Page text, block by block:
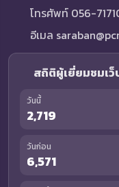
โทรศัพท์ 056-
อีเมล
สถิติผู้เยี่ยมชมเว็
วันนี้
2,719
วันก่อน
6,571